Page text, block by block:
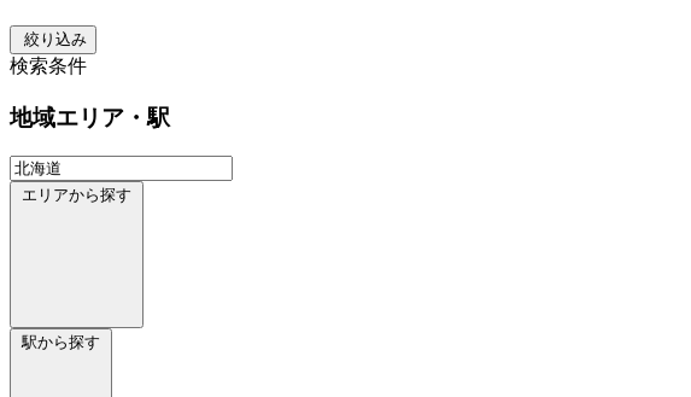
絞り込み
検索条件
地域エリア・駅
エリアから探す
駅から探す